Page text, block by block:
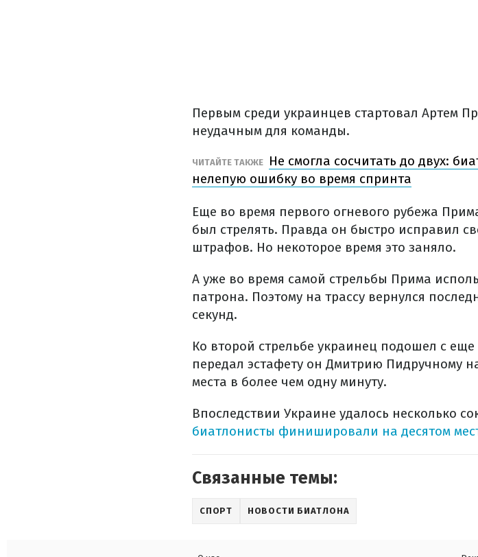
Первым среди украинцев стартовал Артем
неудачным для команды.
ЧИТАЙТЕ ТАКЖЕ
Не смогла сосчитать до двух:
нелепую ошибку во время спринта
Еще во время первого огневого рубежа
был стрелять. Правда он быстро исправил
штрафов. Но некоторое время это заняло.
А уже во время самой стрельбы Прима
патрона. Поэтому на трассу вернулся
секунд.
Ко второй стрельбе украинец подошел с
передал эстафету он Дмитрию Пидручному
места в более чем одну минуту.
Впоследствии Украине удалось несколько
биатлонисты финишировали на десятом
Связанные темы:
СПОРТ НОВОСТИ БИАТЛОНА